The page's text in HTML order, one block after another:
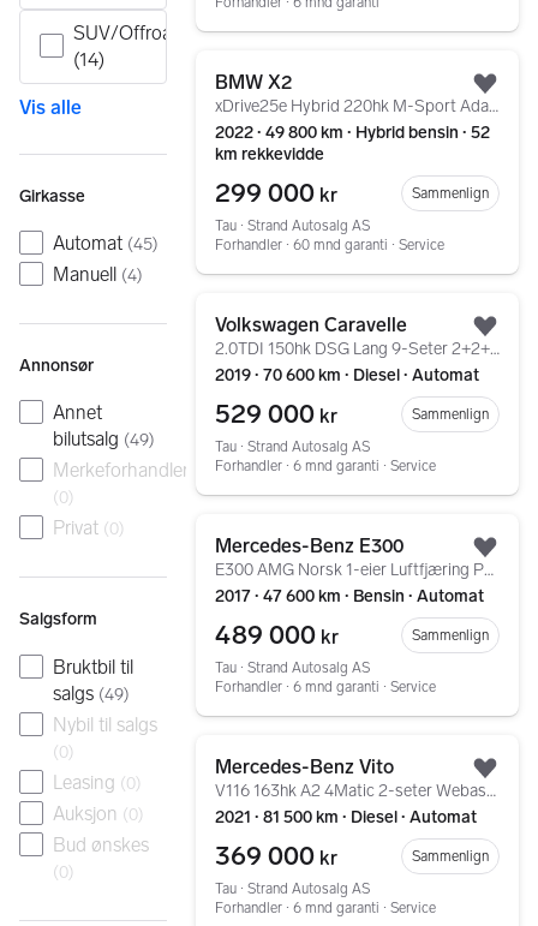
SUV/Offroad
(14)
Vis alle
Girkasse
Automat (45)
Manuell (4)
Annonsør
Annet
bilutsalg (49)
Merkeforhandler
(0)
Privat (0)
Salgsform
Bruktbil til
salgs (49)
Nybil til salgs
(0)
Leasing (0)
Auksjon (0)
Bud ønskes
(0)
BMW X2
xDrive25e Hybrid 220hk M-Sport AdaptivCruise Head-Up
2022 ∙ 49 800 km ∙ Hybrid bensin ∙ 52
km rekkevidde
299 000 kr
Sammenlign
Tau ∙ Strand Autosalg AS
Forhandler ∙ 60 mnd garanti ∙ Service
Volkswagen Caravelle
2.0TDI 150hk DSG Lang 9-Seter 2+2+2+3 Skinn Webasto
2019 ∙ 70 600 km ∙ Diesel ∙ Automat
529 000 kr
Sammenlign
Tau ∙ Strand Autosalg AS
Forhandler ∙ 6 mnd garanti ∙ Service
Mercedes-Benz E300
E300 AMG Norsk 1-eier Luftfjæring Panorama Skinn
2017 ∙ 47 600 km ∙ Bensin ∙ Automat
489 000 kr
Sammenlign
Tau ∙ Strand Autosalg AS
Forhandler ∙ 6 mnd garanti ∙ Service
Mercedes-Benz Vito
V116 163hk A2 4Matic 2-seter Webasto Krok 2x Skyvedør
2021 ∙ 81 500 km ∙ Diesel ∙ Automat
369 000 kr
Sammenlign
Tau ∙ Strand Autosalg AS
Forhandler ∙ 6 mnd garanti ∙ Service